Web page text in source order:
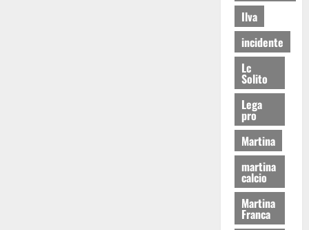
Ilva
incidente
Lc
Solito
Lega
pro
Martina
martina
calcio
Martina
Franca